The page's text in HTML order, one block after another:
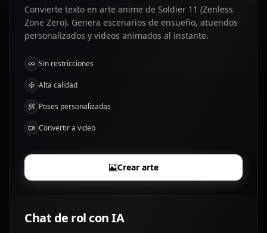
Convierte texto en arte anime de Soldier 11 (Zenless
Zone Zero). Genera escenarios de ensueño, atuendos
personalizados y videos animados al instante.
Sin restricciones
Alta calidad
Poses personalizadas
Convertir a video
Crear arte
Chat de rol con IA